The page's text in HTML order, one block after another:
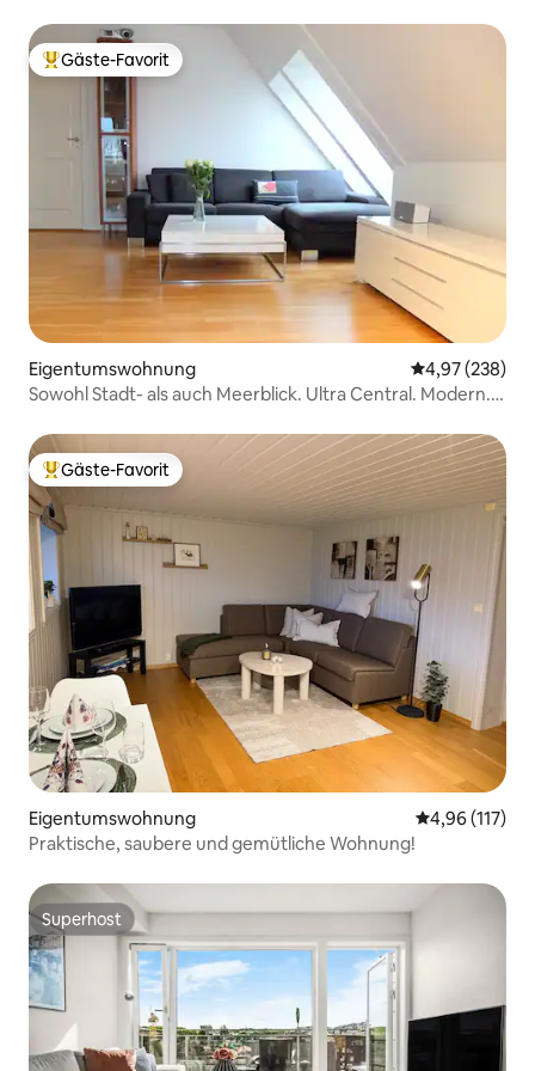
Beliebter Gäste-Favorit.
Gäste-Favorit
Eigentumswohnung
4,97 (238)
Sowohl Stadt- als auch Meerblick. Ultra Central. Modern.
Beliebter Gäste-Favorit.
Gäste-Favorit
Eigentumswohnung
4,96 (117)
Praktische, saubere und gemütliche Wohnung!
Superhost
Superhost